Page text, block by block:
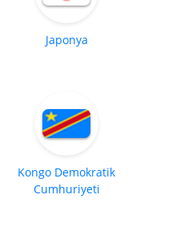
Japonya
Kongo Demokratik
Cumhuriyeti